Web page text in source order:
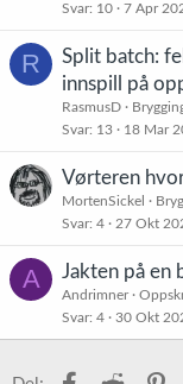
Svar 10 7 Apr
R
Split batch:
innspill på
RasmusD
Svar 13 18 Mar
Vørteren
MortenSickel
Svar 4 27 Okt
A Jakten på en
Andrimner
Svar 4 30 Okt